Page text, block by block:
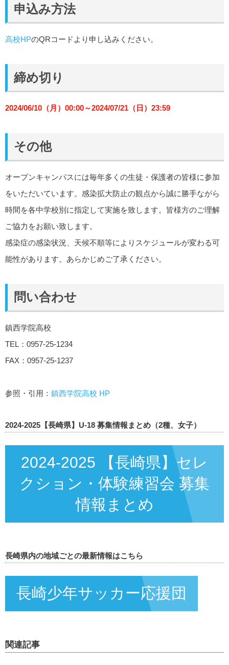
申込み方法
高校HPのQRコードより申し込みください。
締め切り
2024/06/10（月）00:00～2024/07/21（日）23:59
その他
オープンキャンパスには毎年多くの生徒・保護者の皆様に参加
をいただいています。感染拡大防止の観点から誠に勝手ながら
時間を各中学校別に指定して実施を致します。皆様方のご理解
ご協力をお願い致します。
感染症の感染状況、天候不順等によりスケジュールが変わる可
能性があります。あらかじめご了承ください。
問い合わせ
鎮西学院高校
TEL：0957-25-1234
FAX：0957-25-1237
参照・引用： 鎮西学院高校 HP
2024-2025【長崎県】U-18 募集情報まとめ（2種、女子）
2024-2025 【長崎県】セレ
クション・体験練習会 募集
情報まとめ
長崎県内の地域ごとの最新情報はこちら
長崎少年サッカー応援団
関連記事